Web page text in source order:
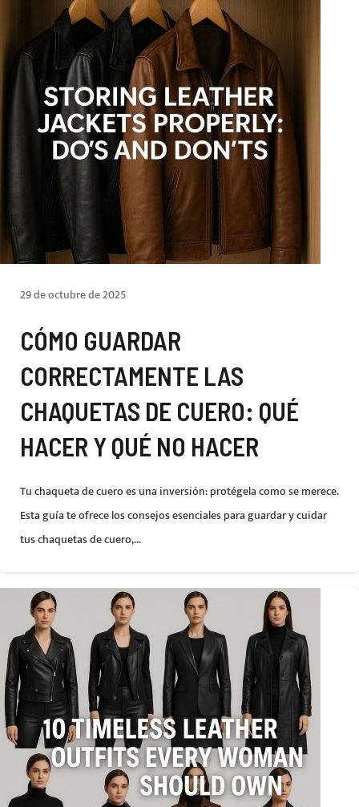
29 de octubre de 2025
CÓMO GUARDAR
CORRECTAMENTE LAS
CHAQUETAS DE CUERO: QUÉ
HACER Y QUÉ NO HACER
Tu chaqueta de cuero es una inversión: protégela como se merece.
Esta guía te ofrece los consejos esenciales para guardar y cuidar
tus chaquetas de cuero,...